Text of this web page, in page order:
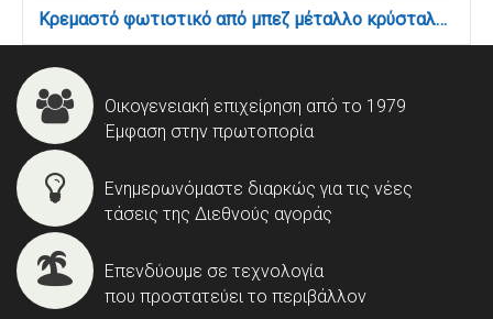
Κρεμαστό φωτιστικό από μπεζ μέταλλο κρύσταλλα και υφασμάτινο καπέλο 8XE14 D:75cm (5276-8)
Οικογενειακή επιχείρηση από το 1979
Έμφαση στην πρωτοπορία
Ενημερωνόμαστε διαρκώς για τις νέες
τάσεις της Διεθνούς αγοράς
Επενδύουμε σε τεχνολογία
που προστατεύει το περιβάλλον